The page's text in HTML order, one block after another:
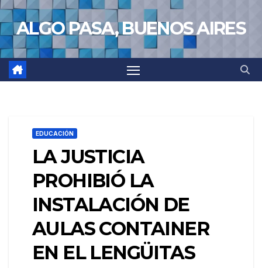
Saltar
al
contenido
ALGO PASA, BUENOS AIRES
EDUCACIÓN
LA JUSTICIA
PROHIBIÓ LA
INSTALACIÓN DE
AULAS CONTAINER
EN EL LENGÜITAS